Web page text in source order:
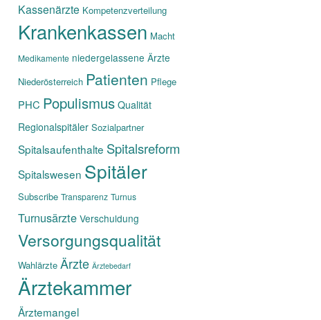
Kassenärzte Kompetenzverteilung
Krankenkassen Macht
Medikamente niedergelassene Ärzte
Niederösterreich Patienten Pflege
PHC Populismus Qualität
Regionalspitäler Sozialpartner
Spitalsaufenthalte Spitalsreform
Spitalswesen Spitäler
Subscribe Transparenz Turnus
Turnusärzte Verschuldung
Versorgungsqualität
Wahlärzte Ärzte Ärztebedarf
Ärztekammer
Ärztemangel